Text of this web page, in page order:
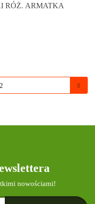
RÓŻ. ARMATKA
nowościami!